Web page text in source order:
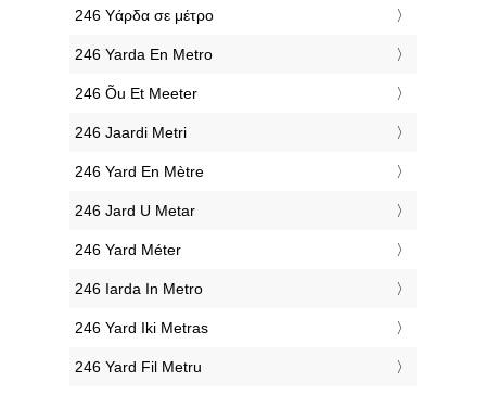
‎246 Υάρδα σε μέτρο
‎246 Yarda En Metro
‎246 Õu Et Meeter
‎246 Jaardi Metri
‎246 Yard En Mètre
‎246 Jard U Metar
‎246 Yard Méter
‎246 Iarda In Metro
‎246 Yard Iki Metras
‎246 Yard Fil Metru